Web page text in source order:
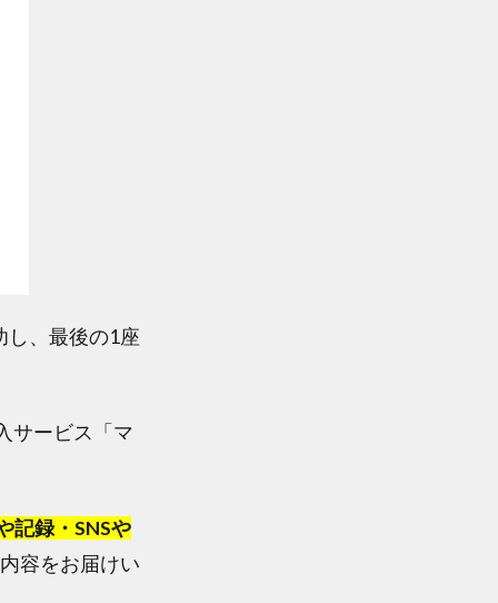
し、最後の1座
サービス「マ
記録・SNSや
容をお届けい